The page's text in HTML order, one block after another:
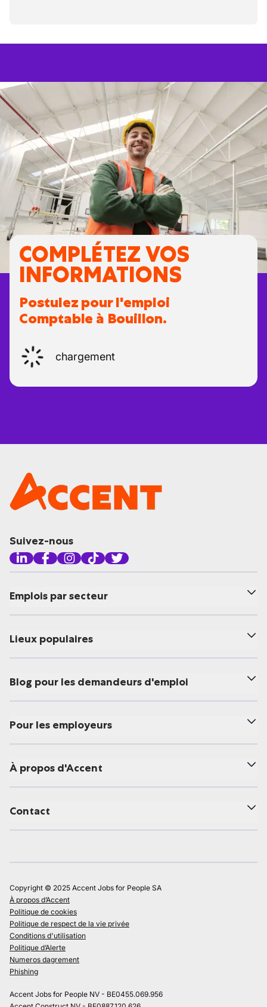
COMPLÉTEZ VOS
INFORMATIONS
Postulez pour l'emploi
Comptable à Bouillon.
chargement
Suivez-nous
Emplois par secteur
Lieux populaires
Blog pour les demandeurs d'emploi
Pour les employeurs
À propos d'Accent
Contact
Copyright © 2025 Accent Jobs for People SA
À propos d’Accent
Politique de cookies
Politique de respect de la vie privée
Conditions d'utilisation
Politique d’Alerte
Numeros dagrement
Phishing
Accent Jobs for People NV - BE0455.069.956